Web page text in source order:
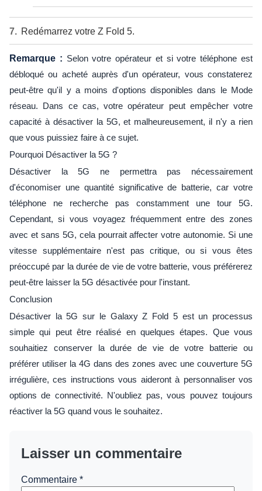
Redémarrez votre Z Fold 5.
Remarque : Selon votre opérateur et si votre téléphone est
débloqué ou acheté auprès d'un opérateur, vous constaterez
peut-être qu'il y a moins d'options disponibles dans le Mode
réseau. Dans ce cas, votre opérateur peut empêcher votre
capacité à désactiver la 5G, et malheureusement, il n'y a rien
que vous puissiez faire à ce sujet.
Pourquoi Désactiver la 5G ?
Désactiver la 5G ne permettra pas nécessairement
d'économiser une quantité significative de batterie, car votre
téléphone ne recherche pas constamment une tour 5G.
Cependant, si vous voyagez fréquemment entre des zones
avec et sans 5G, cela pourrait affecter votre autonomie. Si une
vitesse supplémentaire n'est pas critique, ou si vous êtes
préoccupé par la durée de vie de votre batterie, vous préférerez
peut-être laisser la 5G désactivée pour l'instant.
Conclusion
Désactiver la 5G sur le Galaxy Z Fold 5 est un processus
simple qui peut être réalisé en quelques étapes. Que vous
souhaitiez conserver la durée de vie de votre batterie ou
préférer utiliser la 4G dans des zones avec une couverture 5G
irrégulière, ces instructions vous aideront à personnaliser vos
options de connectivité. N'oubliez pas, vous pouvez toujours
réactiver la 5G quand vous le souhaitez.
Laisser un commentaire
Commentaire *